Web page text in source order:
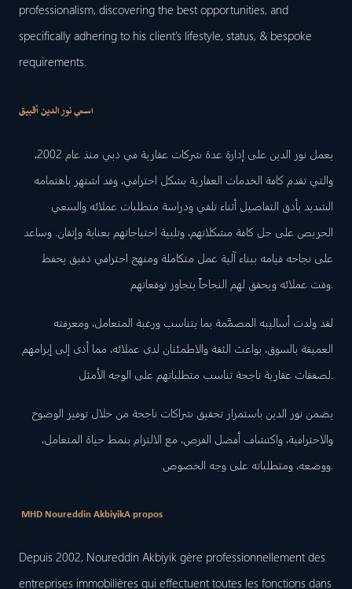
professionalism, discovering the best opportunities, and
specifically adhering to his client’s lifestyle, status, & bespoke
requirements.
اسمي نور الدين أقبيق
يعمل نور الدين على إدارة عدة شركات عقارية في دبي منذ عام 2002،
والتي تقدم كافة الخدمات العقارية بشكل احترافي، وقد اشتهر باهتمامه
الشديد بأدق التفاصيل أثناء تلقي ودراسة متطلبات عملائه والسعي
الحريص على حل كافة مشكلاتهم، وتلبية احتياجاتهم بعناية وإتقان. وساعد
على نجاحه قيامه ببناء آلية عمل متكاملة ومنهج احترافي دقيق يحفظ
لقد ولدت أساليبه المصمَّمة بما يتناسب ورغبة المتعامل، ومعرفته
العميقة بالسوق، بواعث الثقة والاطمئنان لدى عملائه، مما أدى إلى إبرامهم
يضمن نور الدين باستمرار تحقيق شراكات ناجحة من خلال توفير الوضوح
والاحترافية، واكتشاف أفضل الفرص، مع الالتزام بنمط حياة المتعامل،
MHD Noureddin AkbiyikA propos
Depuis 2002, Noureddin Akbiyik gère professionnellement des
entreprises immobilières qui effectuent toutes les fonctions dans